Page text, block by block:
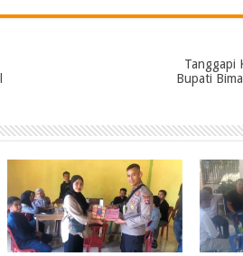
Tanggapi
Bupati